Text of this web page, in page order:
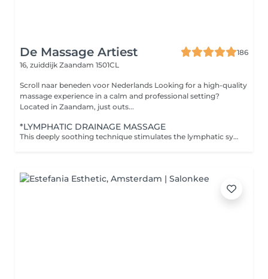
De Massage Artiest
186
16, zuiddijk Zaandam 1501CL
Scroll naar beneden voor Nederlands Looking for a high-quality
massage experience in a calm and professional setting?
Located in Zaandam, just outs...
*LYMPHATIC DRAINAGE MASSAGE
This deeply soothing technique stimulates the lymphatic system to support natural detoxification, reduce inflammation, and boost immune response. Through gentle, rhythmic movements, it encourages the release of excess fluids and tension stored in the body. This treatment includes: Light, sweeping strokes to activate lymph flow Mindful touch to invite deep calm and inner balance Perfect for those experiencing water retention, sluggish circulation, post-travel heaviness, or general fatigue. Feel lighter, clearer, and more in tune with your body's natural rhythm.